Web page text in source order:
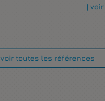
[
[
[
voir toutes les références